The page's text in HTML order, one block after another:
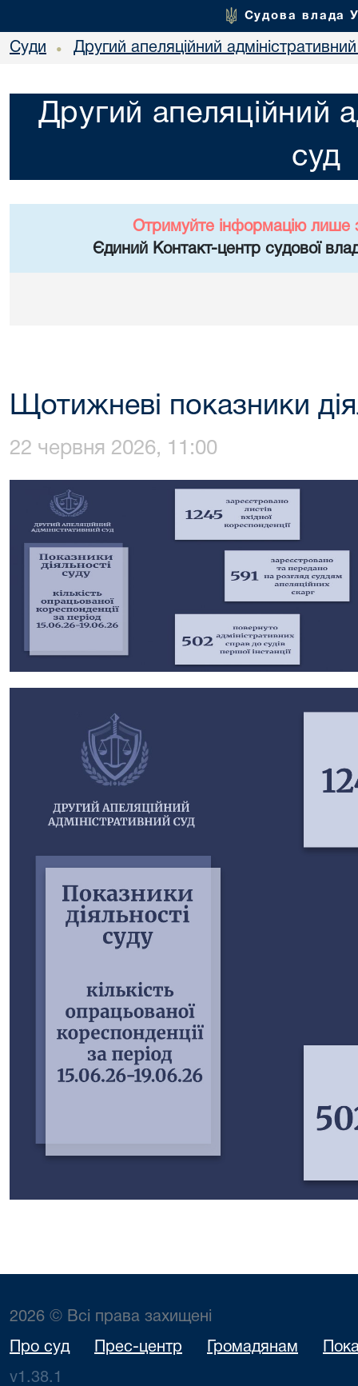
Судова влада
Суди • Другий апеляційний
Другий апеляційний
суд
Отримуйте інформацію лише
Єдиний Контакт-центр судової
Щотижневі показники
22 червня 2026, 11:00
2026 © Всі права захищені
Про суд Прес-центр Громадянам
v1.38.1